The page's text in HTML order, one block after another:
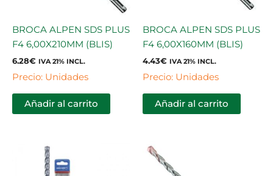
BROCA ALPEN SDS PLUS
F4 6,00X210MM (BLIS)
6.28€ IVA 21% INCL.
Precio: Unidades
Añadir al carrito
BROCA ALPEN SDS PLUS
F4 6,00X160MM (BLIS)
4.43€ IVA 21% INCL.
Precio: Unidades
Añadir al carrito